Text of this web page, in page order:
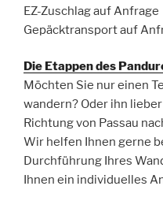
EZ-Zuschlag auf Anfrage
Gepäcktransport auf
Die Etappen des
Möchten Sie nur einen
wandern? Oder ihn
Richtung von Passau
Wir helfen Ihnen gerne
Durchführung Ihres
Ihnen ein individuelles